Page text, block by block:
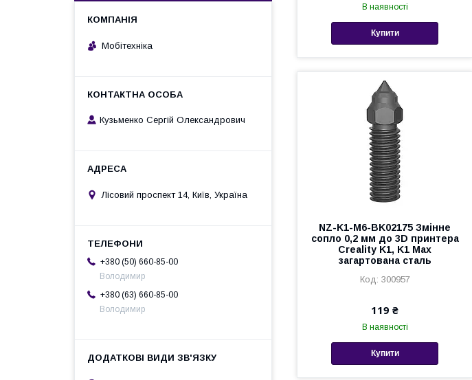
В наявності
Купити
NZ-K1-M6-BK02175 Змінне
сопло 0,2 мм до 3D принтера
Creality K1, K1 Max
загартована сталь
300957
119 ₴
В наявності
Купити
Мобітехніка
Кузьменко Сергій Олександрович
Лісовий проспект 14, Київ, Україна
+380 (50) 660-85-00
Володимир
+380 (63) 660-85-00
Володимир